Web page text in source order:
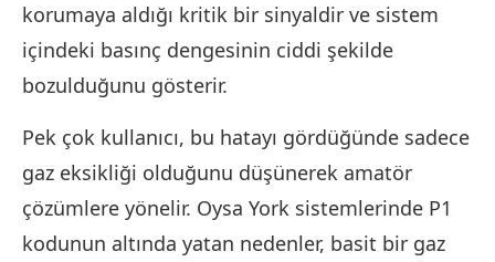
korumaya aldığı kritik bir sinyaldir ve sistem
içindeki basınç dengesinin ciddi şekilde
bozulduğunu gösterir.
Pek çok kullanıcı, bu hatayı gördüğünde sadece
gaz eksikliği olduğunu düşünerek amatör
çözümlere yönelir. Oysa York sistemlerinde P1
kodunun altında yatan nedenler, basit bir gaz